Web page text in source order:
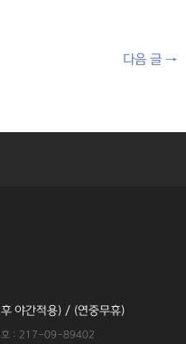
다음 글→
야간적용) / (연중무휴)
호 : 217-09-89402